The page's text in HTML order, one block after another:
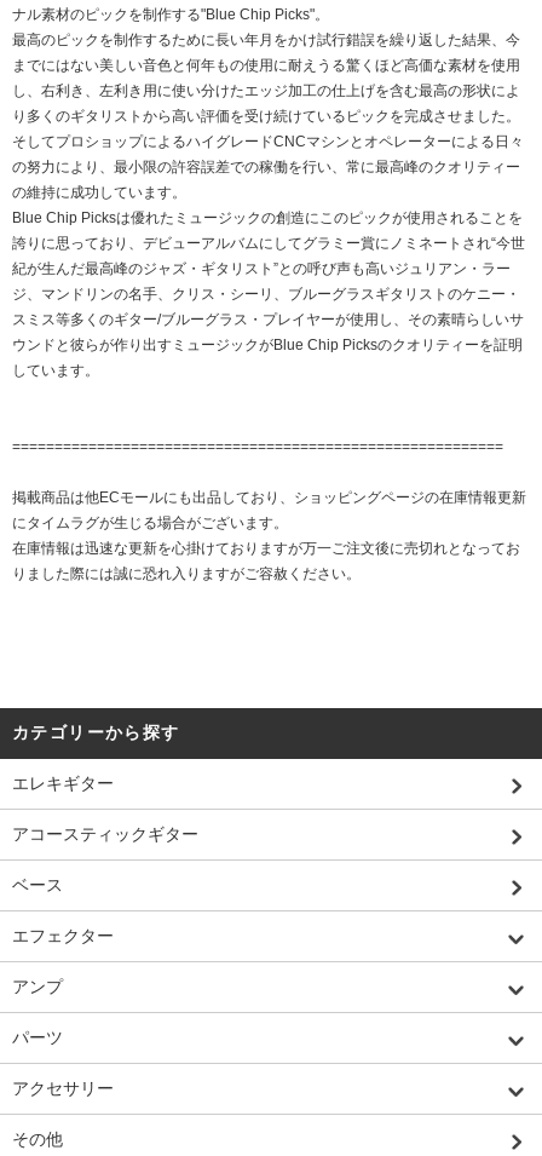
ナル素材のピックを制作する"Blue Chip Picks"。
最高のピックを制作するために長い年月をかけ試行錯誤を繰り返した結果、今
までにはない美しい音色と何年もの使用に耐えうる驚くほど高価な素材を使用
し、右利き、左利き用に使い分けたエッジ加工の仕上げを含む最高の形状によ
り多くのギタリストから高い評価を受け続けているピックを完成させました。
そしてプロショップによるハイグレードCNCマシンとオペレーターによる日々
の努力により、最小限の許容誤差での稼働を行い、常に最高峰のクオリティー
の維持に成功しています。
Blue Chip Picksは優れたミュージックの創造にこのピックが使用されることを
誇りに思っており、デビューアルバムにしてグラミー賞にノミネートされ“今世
紀が生んだ最高峰のジャズ・ギタリスト”との呼び声も高いジュリアン・ラー
ジ、マンドリンの名手、クリス・シーリ、ブルーグラスギタリストのケニー・
スミス等多くのギター/ブルーグラス・プレイヤーが使用し、その素晴らしいサ
ウンドと彼らが作り出すミュージックがBlue Chip Picksのクオリティーを証明
しています。
==========================================================
掲載商品は他ECモールにも出品しており、ショッピングページの在庫情報更新
にタイムラグが生じる場合がございます。
在庫情報は迅速な更新を心掛けておりますが万一ご注文後に売切れとなってお
りました際には誠に恐れ入りますがご容赦ください。
カテゴリーから探す
エレキギター
アコースティックギター
ベース
エフェクター
アンプ
パーツ
アクセサリー
その他